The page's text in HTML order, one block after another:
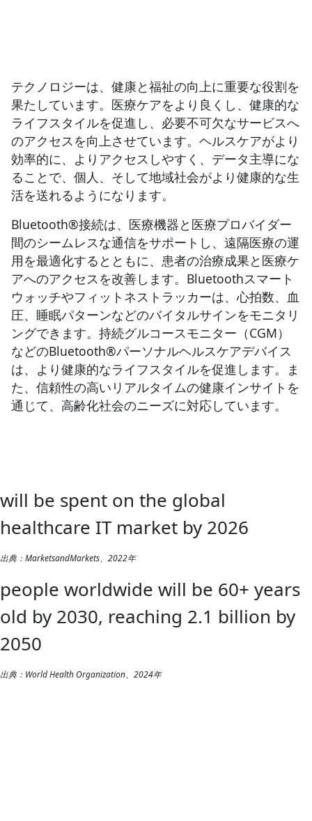
テクノロジーは、健康と福祉の向上に重要な役割を
果たしています。医療ケアをより良くし、健康的な
ライフスタイルを促進し、必要不可欠なサービスへ
のアクセスを向上させています。ヘルスケアがより
効率的に、よりアクセスしやすく、データ主導にな
ることで、個人、そして地域社会がより健康的な生
活を送れるようになります。
Bluetooth®接続は、医療機器と医療プロバイダー
間のシームレスな通信をサポートし、遠隔医療の運
用を最適化するとともに、患者の治療成果と医療ケ
アへのアクセスを改善します。Bluetoothスマート
ウォッチやフィットネストラッカーは、心拍数、血
圧、睡眠パターンなどのバイタルサインをモニタリ
ングできます。持続グルコースモニター（CGM）
などのBluetooth®パーソナルヘルスケアデバイス
は、より健康的なライフスタイルを促進します。ま
た、信頼性の高いリアルタイムの健康インサイトを
通じて、高齢化社会のニーズに対応しています。
will be spent on the global
healthcare IT market by 2026
出典：MarketsandMarkets、2022年
people worldwide will be 60+ years
old by 2030, reaching 2.1 billion by
2050
出典：World Health Organization、2024年